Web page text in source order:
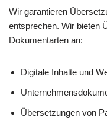
Wir garantieren
entsprechen. Wir bieten
Dokumentarten an:
Digitale Inhalte und
Übersetzungen von